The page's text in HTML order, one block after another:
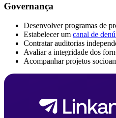
Governança
Desenvolver programas de
Estabelecer um canal de
Contratar auditorias
Avaliar a integridade dos
Acompanhar projetos